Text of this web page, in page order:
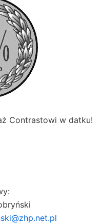
Contrastowi w datku!